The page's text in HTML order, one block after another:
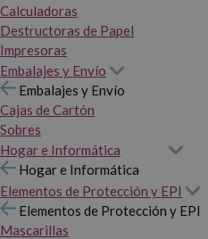
Calculadoras
Destructoras de Papel
Impresoras
Embalajes y Envío
Embalajes y Envío
Cajas de Cartón
Sobres
Hogar e Informática
Hogar e Informática
Elementos de Protección y EPI
Elementos de Protección y EPI
Mascarillas